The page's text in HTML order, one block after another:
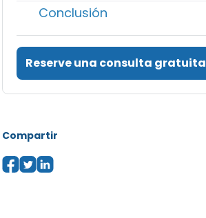
Conclusión
Reserve una consulta gratuita
Compartir